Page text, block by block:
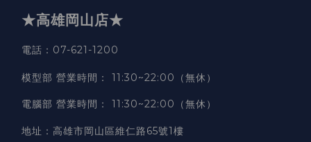
★高雄岡山店★
電話：07-621-1200
模型部 營業時間 ： 11:30~22:00（無休）
電腦部 營業時間 ： 11:30~22:00（無休）
地址 ： 高雄市岡山區維仁路65號1樓